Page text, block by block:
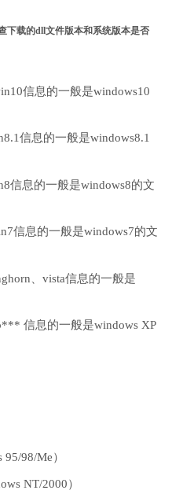
下载的dll文件版本和系统版本是否
信息的一般是windows10
信息的一般是windows8.1
信息的一般是windows8的文
信息的一般是windows7的文
、vista信息的一般是
信息的一般是windows XP
98/Me）
NT/2000）